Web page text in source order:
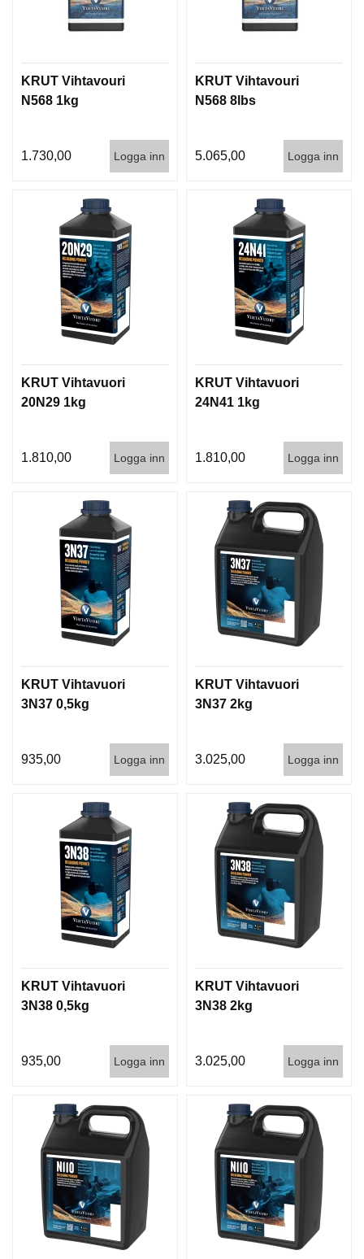
KRUT Vihtavouri
N568 1kg
1.730,00 Logga inn
KRUT Vihtavouri
N568 8lbs
5.065,00 Logga inn
KRUT Vihtavuori
20N29 1kg
1.810,00 Logga inn
KRUT Vihtavuori
24N41 1kg
1.810,00 Logga inn
KRUT Vihtavuori
3N37 0,5kg
935,00 Logga inn
KRUT Vihtavuori
3N37 2kg
3.025,00 Logga inn
KRUT Vihtavuori
3N38 0,5kg
935,00 Logga inn
KRUT Vihtavuori
3N38 2kg
3.025,00 Logga inn
L
R
V